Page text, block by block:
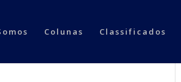
Colunas Classificados